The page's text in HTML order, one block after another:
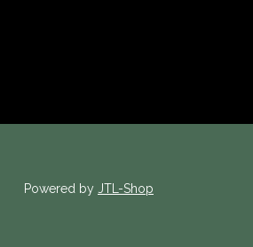
Powered by JTL-Shop